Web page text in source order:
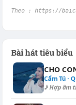
Theo : https://
Bài hát tiêu biểu
CHO
Cẩm Tú ·